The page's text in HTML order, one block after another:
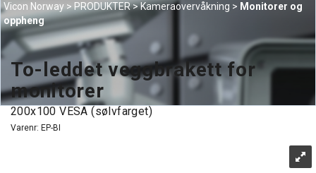
Vicon Norway>PRODUKTER>Kameraovervåkning> Monitorer og
oppheng
To-leddet veggbrakett for
monitorer
200x100 VESA (sølvfarget)
Varenr: EP-BI